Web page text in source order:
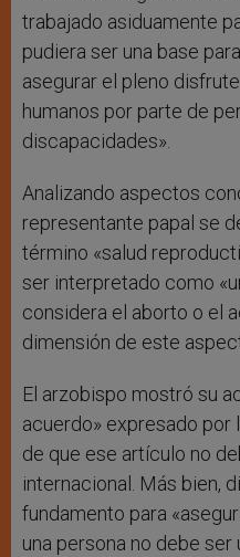
trabajado asiduamente
pudiera ser una base
asegurar el pleno
humanos por parte de
discapacidades».
Analizando aspectos
representante papal se
término «salud
ser interpretado como
considera el aborto o el
dimensión de este
El arzobispo mostró su
acuerdo» expresado por
de que ese artículo no
internacional. Más bien,
fundamento para
una persona no debe